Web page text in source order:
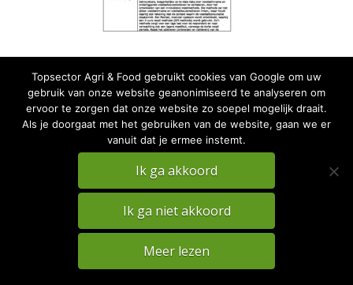
PRIVACY DISCLAIMER
TKI Agri & Food Website
Topsector Agri & Food gebruikt cookies van Google om uw
gebruik van onze website geanonimiseerd te analyseren om
ervoor te zorgen dat onze website zo soepel mogelijk draait.
Als je doorgaat met het gebruiken van de website, gaan we er
vanuit dat je ermee instemt.
Ik ga akkoord
Ik ga niet akkoord
Meer lezen